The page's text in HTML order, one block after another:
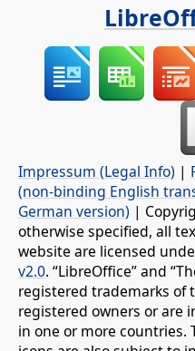
Impressum (Legal Info) |
(non-binding English
German version) |
otherwise specified, all
website are licensed
v2.0. “LibreOffice” and
registered trademarks of
registered owners or are
in one or more countries.